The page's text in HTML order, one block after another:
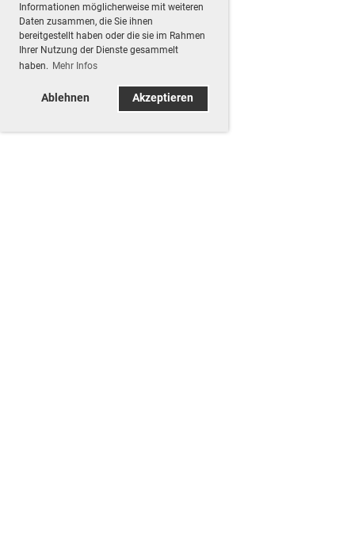
Informationen möglicherweise mit weiteren
Daten zusammen, die Sie ihnen
bereitgestellt haben oder die sie im Rahmen
Ihrer Nutzung der Dienste gesammelt
haben. Mehr Infos
Ablehnen Akzeptieren